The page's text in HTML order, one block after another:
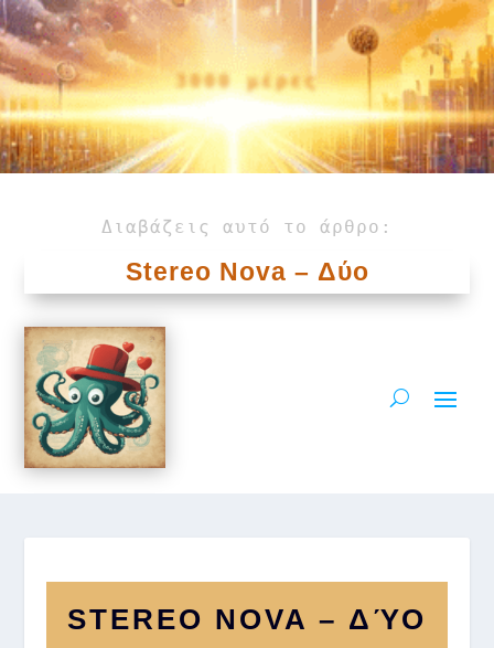
3000 μέρες
Διαβάζεις αυτό το άρθρο:
Stereo Nova – Δύο
STEREO NOVA – ΔΎΟ